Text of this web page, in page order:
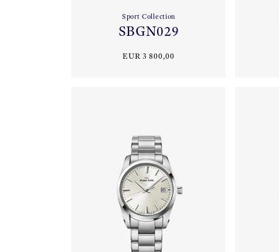
Sport Collection
SBGN029
EUR 3 800,00